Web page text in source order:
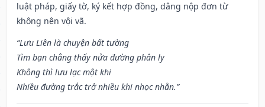
luật pháp, giấy tờ, ký kết hợp đồng, dâng nộp đơn từ
không nên vội vã.
“Lưu Liên là chuyện bất tường
Tìm bạn chẳng thấy nửa đường phân ly
Không thì lưu lạc một khi
Nhiều đường trắc trở nhiều khi nhọc nhằn.”